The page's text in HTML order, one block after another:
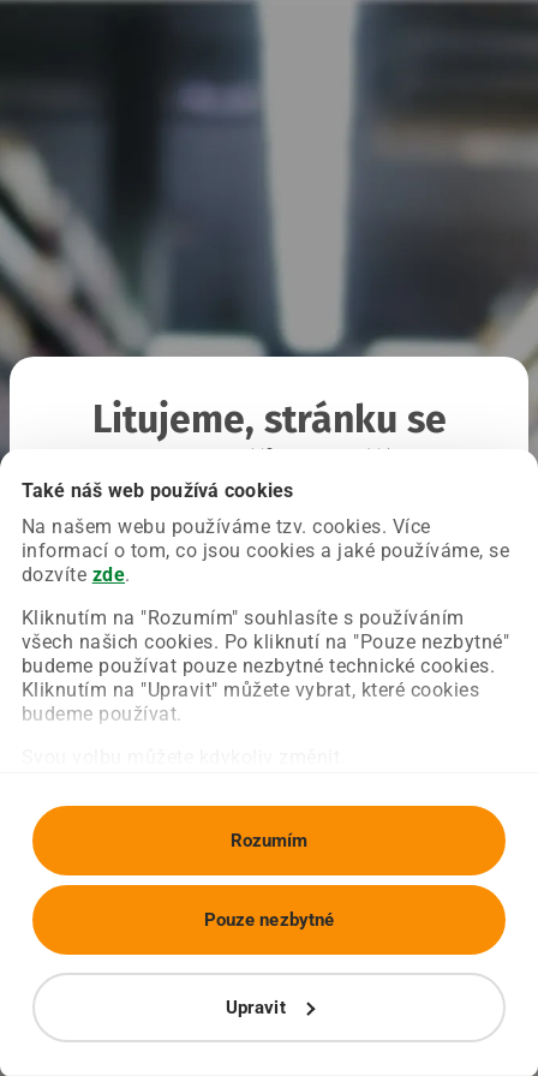
Také náš web používá cookies
Na našem webu používáme tzv. cookies. Více
informací o tom, co jsou cookies a jaké používáme, se
dozvíte zde.
Kliknutím na "Rozumím" souhlasíte s používáním
všech našich cookies. Po kliknutí na "Pouze nezbytné"
budeme používat pouze nezbytné technické cookies.
Kliknutím na "Upravit" můžete vybrat, které cookies
budeme používat.
Rozumím
Upravit
Pouze nezbytné
Litujeme, stránku se
Chyba nastala na naší straně a už ji opravujeme.
Zkuste prosím znovu načíst požadovanou stránku.
Obnovit stránku Úvodní strana